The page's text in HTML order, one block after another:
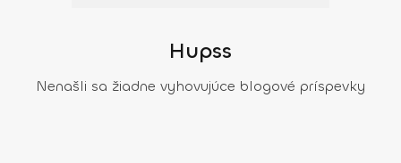
Hupss
Nenašli sa žiadne vyhovujúce blogové príspevky